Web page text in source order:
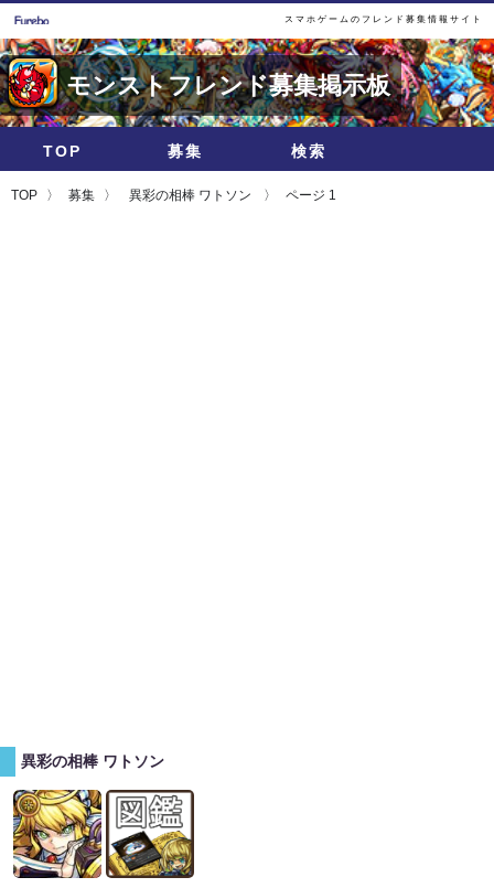
スマホゲームのフレンド募集情報サイト
モンストフレンド募集掲示板
TOP 募集 検索
TOP 募集 異彩の相棒 ワトソン ページ 1
異彩の相棒 ワトソン